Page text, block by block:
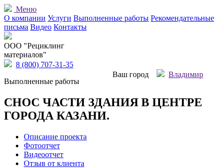
Меню
О компании Услуги Выполненные работы Рекомендательные
письма Видео Контакты
OOO "Рециклинг
материалов"
8 (800) 707-31-35
Ваш город
Владимир
Выполненные работы
СНОС ЧАСТИ ЗДАНИЯ В ЦЕНТРЕ
ГОРОДА КАЗАНИ.
Описание проекта
Фотоотчет
Видеоотчет
Отзыв от клиента